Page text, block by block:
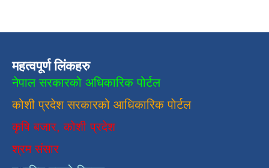
महत्वपूर्ण लिंकहरु
नेपाल सरकारको अधिकारिक पोर्टल
कोशी प्रदेश सरकारको आधिकारिकपाेर्टल
कृषि बजार, कोशी प्रदेश
श्रम संसार